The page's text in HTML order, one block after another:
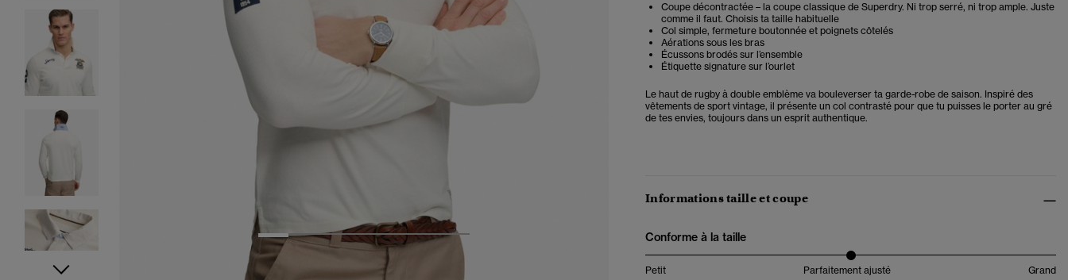
1 2 3 4 5 6
Coupe décontractée – la coupe classique de Superdry. Ni trop serré, ni trop ample. Juste
comme il faut. Choisis ta taille habituelle
Col simple, fermeture boutonnée et poignets côtelés
Aérations sous les bras
Écussons brodés sur l’ensemble
Étiquette signature sur l’ourlet
Le haut de rugby à double emblème va bouleverser ta garde-robe de saison. Inspiré des
vêtements de sport vintage, il présente un col contrasté pour que tu puisses le porter au gré
de tes envies, toujours dans un esprit authentique.
Informations taille et coupe
Conforme à la taille
Petit Parfaitement ajusté Grand